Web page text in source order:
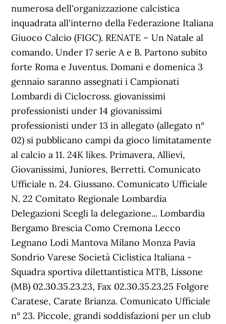
numerosa dell'organizzazione calcistica
inquadrata all'interno della Federazione Italiana
Giuoco Calcio (FIGC). RENATE – Un Natale al
comando. Under 17 serie A e B. Partono subito
forte Roma e Juventus. Domani e domenica 3
gennaio saranno assegnati i Campionati
Lombardi di Ciclocross. giovanissimi
professionisti under 14 giovanissimi
professionisti under 13 in allegato (allegato n°
02) si pubblicano campi da gioco limitatamente
al calcio a 11. 24K likes. Primavera, Allievi,
Giovanissimi, Juniores, Berretti. Comunicato
Ufficiale n. 24. Giussano. Comunicato Ufficiale
N. 22 Comitato Regionale Lombardia
Delegazioni Scegli la delegazione... Lombardia
Bergamo Brescia Como Cremona Lecco
Legnano Lodi Mantova Milano Monza Pavia
Sondrio Varese Società Ciclistica Italiana -
Squadra sportiva dilettantistica MTB, Lissone
(MB) 02.30.35.23.23, Fax 02.30.35.23.25 Folgore
Caratese, Carate Brianza. Comunicato Ufficiale
n° 23. Piccole, grandi soddisfazioni per un club